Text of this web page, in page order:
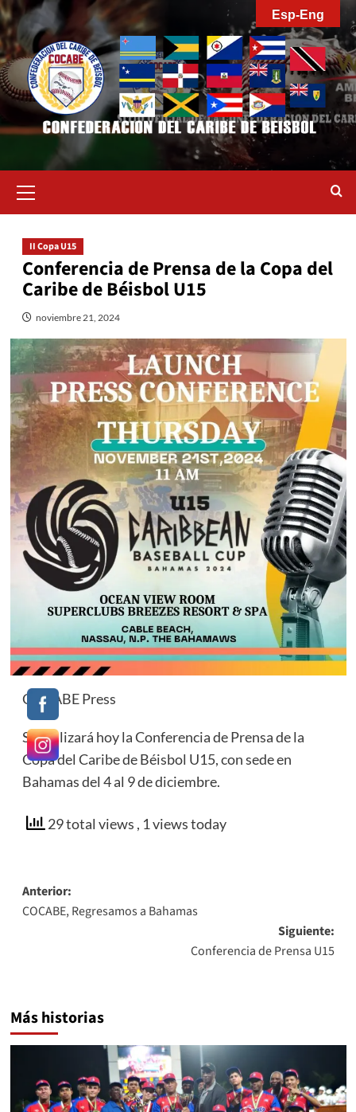
Saltar
al
contenido
primario
II Copa U15
Conferencia de Prensa de la Copa del
Caribe de Béisbol U15
noviembre 21, 2024
COCABE Press
Se realizará hoy la Conferencia de Prensa de la
Copa del Caribe de Béisbol U15, con sede en
Bahamas del 4 al 9 de diciembre.
29 total views , 1 views today
Navegación
de
Anterior:
COCABE, Regresamos a Bahamas
Siguiente:
Conferencia de Prensa U15
Más historias
Esp-Eng